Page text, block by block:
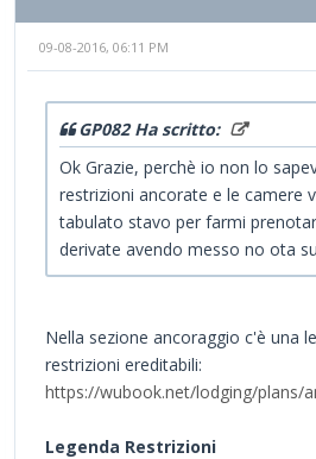
09-08-2016, 06:11 PM
GP082 Ha scritto:
Ok Grazie, perchè io non lo
restrizioni ancorate e le camere
tabulato stavo per farmi
derivate avendo messo no ota
Nella sezione ancoraggio c'è una
restrizioni ereditabili:
https://wubook.net/lodging/plans/
Legenda Restrizioni